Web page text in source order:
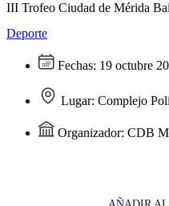
III Trofeo Ciudad de Mérida
Deporte
Fechas: 19 octubre
Lugar: Complejo
Organizador: CDB